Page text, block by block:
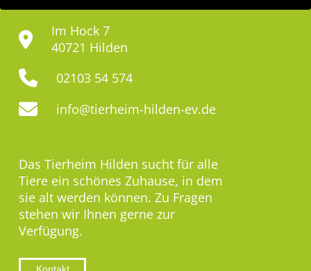
Im Hock 7
40721 Hilden
02103 54 574
info@tierheim-hilden-ev.de
Das Tierheim Hilden sucht für alle
Tiere ein schönes Zuhause, in dem
sie alt werden können. Zu Fragen
stehen wir Ihnen gerne zur
Verfügung.